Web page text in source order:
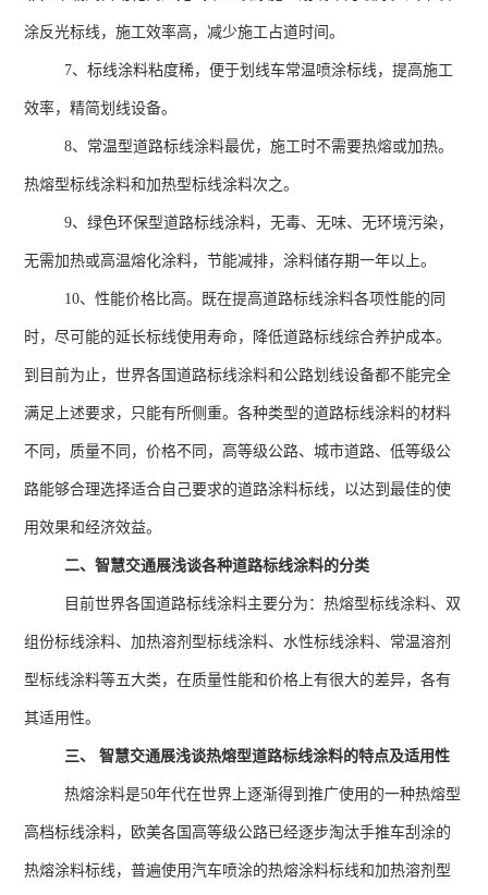
涂反光标线，施工效率高，减少施工占道时间。
7、标线涂料粘度稀，便于划线车常温喷涂标线，提高施工
效率，精简划线设备。
8、常温型道路标线涂料最优，施工时不需要热熔或加热。
热熔型标线涂料和加热型标线涂料次之。
9、绿色环保型道路标线涂料，无毒、无味、无环境污染，
无需加热或高温熔化涂料，节能减排，涂料储存期一年以上。
10、性能价格比高。既在提高道路标线涂料各项性能的同
时，尽可能的延长标线使用寿命，降低道路标线综合养护成本。
到目前为止，世界各国道路标线涂料和公路划线设备都不能完全
满足上述要求，只能有所侧重。各种类型的道路标线涂料的材料
不同，质量不同，价格不同，高等级公路、城市道路、低等级公
路能够合理选择适合自己要求的道路涂料标线，以达到最佳的使
用效果和经济效益。
二、智慧交通展浅谈各种道路标线涂料的分类
目前世界各国道路标线涂料主要分为：热熔型标线涂料、双
组份标线涂料、加热溶剂型标线涂料、水性标线涂料、常温溶剂
型标线涂料等五大类，在质量性能和价格上有很大的差异，各有
其适用性。
三、 智慧交通展浅谈热熔型道路标线涂料的特点及适用性
热熔涂料是50年代在世界上逐渐得到推广使用的一种热熔型
高档标线涂料，欧美各国高等级公路已经逐步淘汰手推车刮涂的
热熔涂料标线，普遍使用汽车喷涂的热熔涂料标线和加热溶剂型